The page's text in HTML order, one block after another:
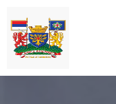
Насловна